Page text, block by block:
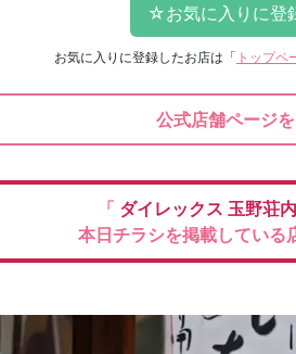
お気に入りに登録したお店は 「 トップペ
公式店舗ページを
「 ダイレックス 玉野荘
本日チラシを掲載している